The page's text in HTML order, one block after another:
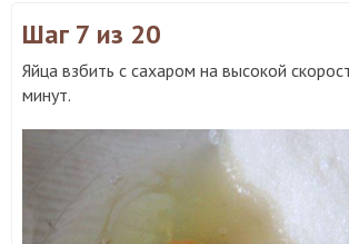
Шаг 7 из 20
Яйца взбить с сахаром на высокой
минут.